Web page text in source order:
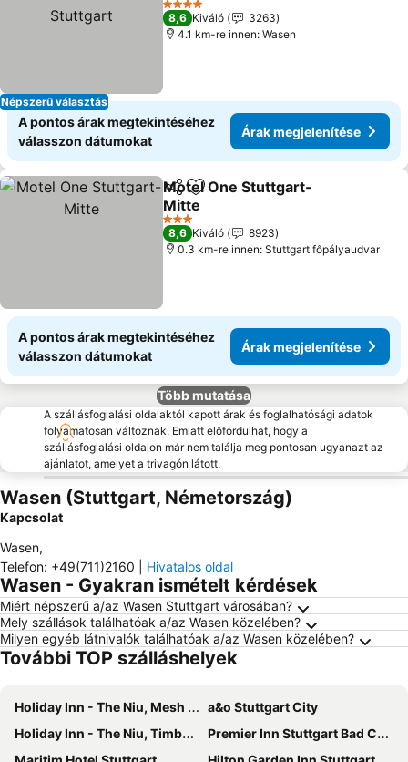
Népszerű választás
4 Kategória
8,6 Kiváló
3263
4.1 km-re innen: Wasen
A pontos árak megtekintéséhez
válasszon dátumokat
Árak megjelenítése
Megosztás
Hozzáadás a kedvencekhez
Motel One Stuttgart-
Mitte
3 Kategória
8,6 Kiváló
8923
0.3 km-re innen: Stuttgart főpályaudvar
A pontos árak megtekintéséhez
válasszon dátumokat
Árak megjelenítése
Több mutatása
A szállásfoglalási oldalaktól kapott árak és foglalhatósági adatok
folyamatosan változnak. Emiatt előfordulhat, hogy a
szállásfoglalási oldalon már nem találja meg pontosan ugyanazt az
ajánlatot, amelyet a trivagón látott.
Wasen (Stuttgart, Németország)
Kapcsolat
Wasen,
Telefon: +49(711)2160 Hivatalos oldal
Wasen - Gyakran ismételt kérdések
Miért népszerű a/az Wasen Stuttgart városában?
Mely szállások találhatóak a/az Wasen közelében?
Milyen egyéb látnivalók találhatóak a/az Wasen közelében?
További TOP szálláshelyek
Holiday Inn - The Niu, Mesh Stuttgart Messe By Ihg
a&o Stuttgart City
Holiday Inn - The Niu, Timber Esslingen By Ihg
Premier Inn Stuttgart Bad Cannstatt